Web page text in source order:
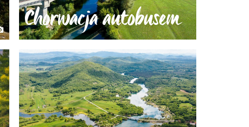
Chorwacja autobusem